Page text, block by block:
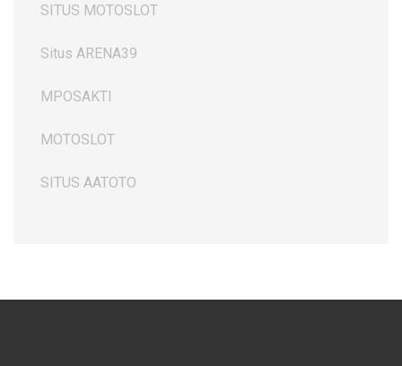
SITUS MOTOSLOT
Situs ARENA39
MPOSAKTI
MOTOSLOT
SITUS AATOTO